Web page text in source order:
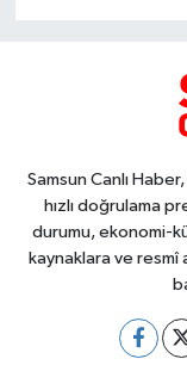
Samsun Canlı
hızlı doğrulama
durumu, ekonomi-
kaynaklara ve resmî